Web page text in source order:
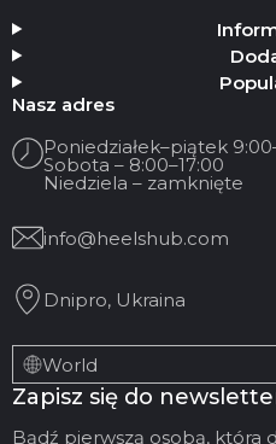
Dodaj
Twoje imię
Twój e-mail
Tytuł recenzji
Twoja opinia:
Nasz adres
Poniedziałek–piątek
Sobota – 8:00–17:00
Niedziela – zamknięte
info@heelshub.com
Dnipro, Ukraina
World
Zapisz się do
Bądź pierwszą osobą, która